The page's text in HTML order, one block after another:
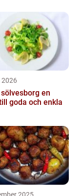
olika
2026
en
goda och enkla
2025